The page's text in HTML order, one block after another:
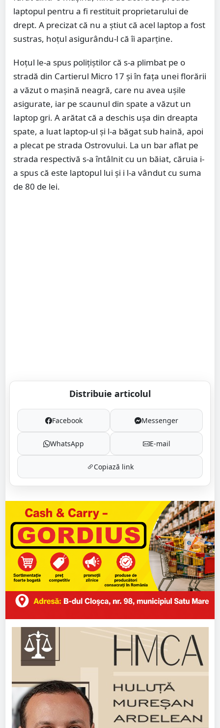
laptopul pentru a fi restituit proprietarului de
drept. A precizat că nu a știut că acel laptop a fost
sustras, hoțul asigurându-l că îi aparține.
Hoțul le-a spus polițiștilor că s-a plimbat pe o
stradă din Cartierul Micro 17 şi în faţa unei florării
a văzut o maşină neagră, care nu avea uşile
asigurate, iar pe scaunul din spate a văzut un
laptop gri. A arătat că a deschis uşa din dreapta
spate, a luat laptop-ul şi l-a băgat sub haină, apoi
a plecat pe strada Ostrovului. La un bar aflat pe
strada respectivă s-a întâlnit cu un băiat, căruia i-
a spus că este laptopul lui şi i l-a vândut cu suma
de 80 de lei.
Distribuie articolul
Facebook Messenger
WhatsApp E-mail
Copiază link